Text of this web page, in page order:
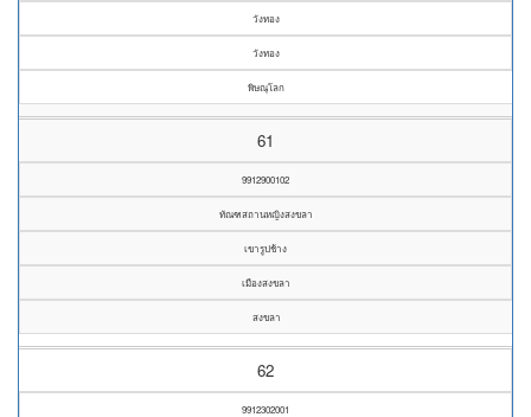
วังทอง
วังทอง
พิษณุโลก
61
9912900102
ทัณฑสถานหญิงสงขลา
เขารูปช้าง
เมืองสงขลา
สงขลา
62
9912302001